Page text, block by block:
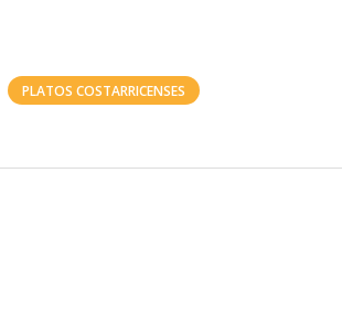
PLATOS COSTARRICENSES